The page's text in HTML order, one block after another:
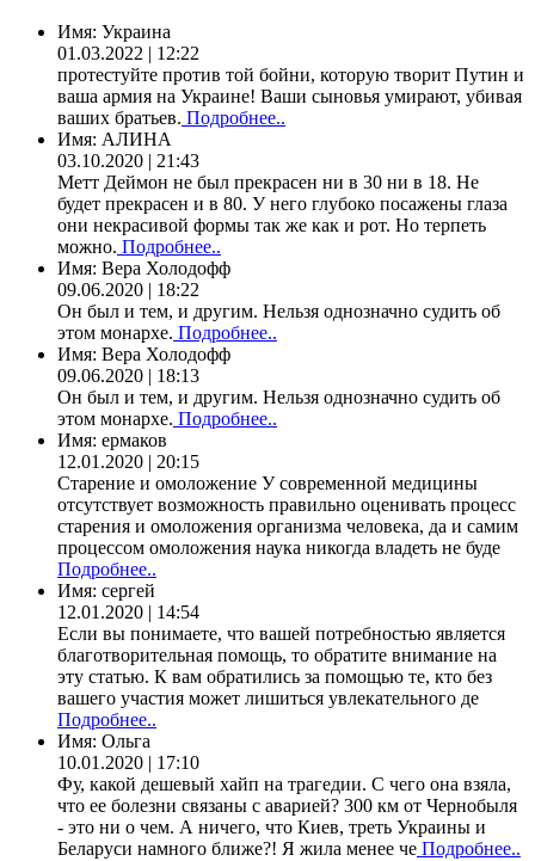
Имя: Украина
01.03.2022 | 12:22
протестуйте против той бойни, которую творит Путин и
ваша армия на Украине! Ваши сыновья умирают, убивая
ваших братьев. Подробнее..
Имя: АЛИНА
03.10.2020 | 21:43
Метт Деймон не был прекрасен ни в 30 ни в 18. Не
будет прекрасен и в 80. У него глубоко посажены глаза
они некрасивой формы так же как и рот. Но терпеть
можно. Подробнее..
Имя: Вера Холодофф
09.06.2020 | 18:22
Он был и тем, и другим. Нельзя однозначно судить об
этом монархе. Подробнее..
Имя: Вера Холодофф
09.06.2020 | 18:13
Он был и тем, и другим. Нельзя однозначно судить об
этом монархе. Подробнее..
Имя: ермаков
12.01.2020 | 20:15
Старение и омоложение У современной медицины
отсутствует возможность правильно оценивать процесс
старения и омоложения организма человека, да и самим
процессом омоложения наука никогда владеть не буде
Подробнее..
Имя: сергей
12.01.2020 | 14:54
Если вы понимаете, что вашей потребностью является
благотворительная помощь, то обратите внимание на
эту статью. К вам обратились за помощью те, кто без
вашего участия может лишиться увлекательного де
Подробнее..
Имя: Ольга
10.01.2020 | 17:10
Фу, какой дешевый хайп на трагедии. С чего она взяла,
что ее болезни связаны с аварией? 300 км от Чернобыля
- это ни о чем. А ничего, что Киев, треть Украины и
Беларуси намного ближе?! Я жила менее че Подробнее..